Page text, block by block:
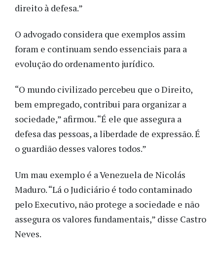
direito à defesa.”
O advogado considera que exemplos assim
foram e continuam sendo essenciais para a
evolução do ordenamento jurídico.
“O mundo civilizado percebeu que o Direito,
bem empregado, contribui para organizar a
sociedade,” afirmou. “É ele que assegura a
defesa das pessoas, a liberdade de expressão. É
o guardião desses valores todos.”
Um mau exemplo é a Venezuela de Nicolás
Maduro. “Lá o Judiciário é todo contaminado
pelo Executivo, não protege a sociedade e não
assegura os valores fundamentais,” disse Castro
Neves.